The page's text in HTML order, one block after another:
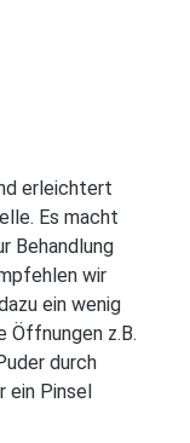
erleichtert
Es macht
Behandlung
wir
ein wenig
Öffnungen z.B.
durch
ein Pinsel